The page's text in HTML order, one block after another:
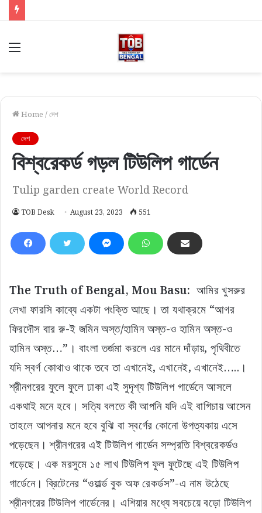
Menu
Home /দেশ
দেশ
বিশ্বরেকর্ড গড়ল টিউলিপ গার্ডেন
Tulip garden create World Record
TOB Desk August 23, 2023 551
The Truth of Bengal, Mou Basu: আমির খুসরুর
লেখা ফারসি কাব্যে একটা পংক্তি আছে। তা যথাক্রমে “আগর
ফিরদৌস বার রু-ই জমিন অস্ত/হামিন অস্ত-ও হামিন অস্ত-ও
হামিন অস্ত…”। বাংলা তর্জমা করলে এর মানে দাঁড়ায়, পৃথিবীতে
যদি স্বর্গ কোথাও থাকে তবে তা এখানেই, এখানেই, এখানেই…..।
শ্রীনগরের ফুলে ফুলে ঢাকা এই সুদৃশ্য টিউলিপ গার্ডেনে আসলে
একথাই মনে হবে। সত্যি বলতে কী আপনি যদি এই বাগিচায় আসেন
তাহলে আপনার মনে হবে বুঝি বা স্বর্গের কোনো উপত্যকায় এসে
পড়েছেন। শ্রীনগরের এই টিউলিপ গার্ডেন সম্প্রতি বিশ্বরেকর্ডও
গড়েছে। এক মরসুমে ১৫ লাখ টিউলিপ ফুল ফুটেছে এই টিউলিপ
গার্ডেনে। ব্রিটেনের “ওয়ার্ল্ড বুক অফ রেকর্ডস”-এ নাম উঠেছে
শ্রীনগরের টিউলিপ গার্ডেনের। এশিয়ার মধ্যে সবচেয়ে বড়ো টিউলিপ